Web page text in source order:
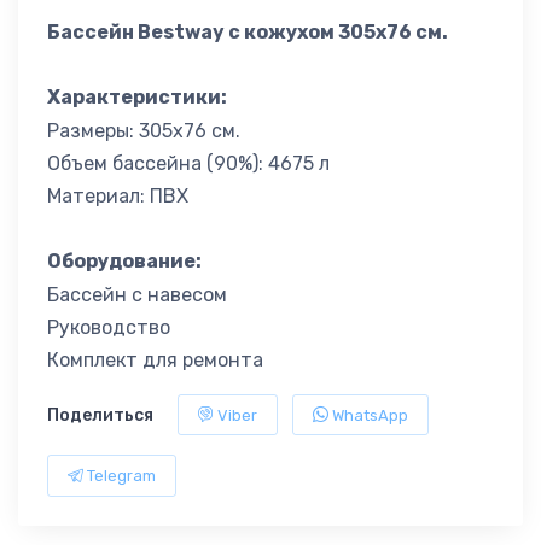
Бассейн Bestway с кожухом 305х76 см.
Характеристики:
Размеры: 305х76 см.
Объем бассейна (90%): 4675 л
Материал: ПВХ
Оборудование:
Бассейн с навесом
Руководство
Комплект для ремонта
Поделиться Viber WhatsApp
Telegram